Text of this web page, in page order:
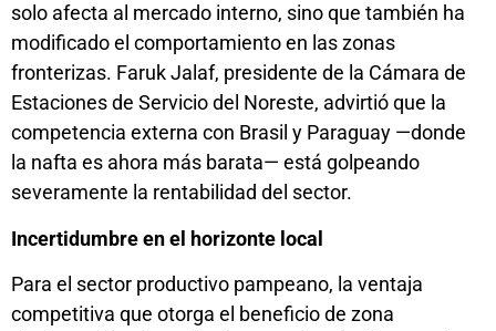
solo afecta al mercado interno, sino que también ha
modificado el comportamiento en las zonas
fronterizas. Faruk Jalaf, presidente de la Cámara de
Estaciones de Servicio del Noreste, advirtió que la
competencia externa con Brasil y Paraguay —donde
la nafta es ahora más barata— está golpeando
severamente la rentabilidad del sector.
Incertidumbre en el horizonte local
Para el sector productivo pampeano, la ventaja
competitiva que otorga el beneficio de zona